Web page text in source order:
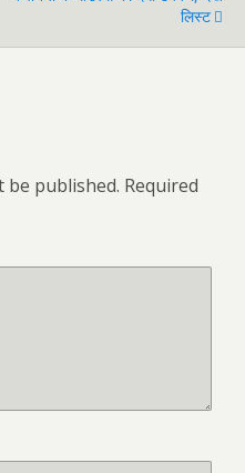
लिस्ट
be published. Required